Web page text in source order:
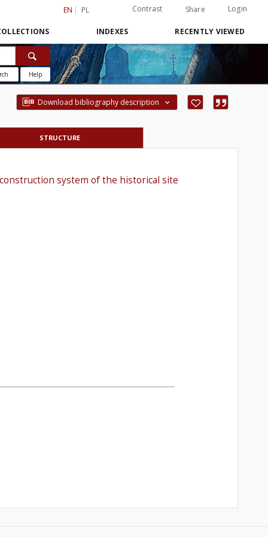
EN PL Contrast Share Login
INDEXES RECENTLY VIEWED
Help
Download bibliography description
STRUCTURE
system of the historical site